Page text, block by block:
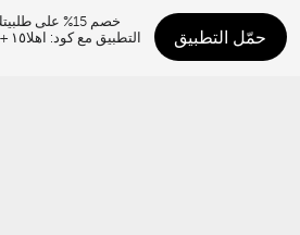
حمّل التطبيق